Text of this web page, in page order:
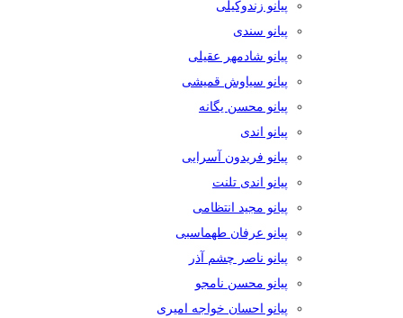
پیانو زندوکیلی
پیانو سندی
پیانو شادمهر عقیلی
پیانو سیاوش قمیشی
پیانو محسن یگانه
پیانو اندی
پیانو فریدون آسرایی
پیانو اندی تلنت
پیانو مجید انتظامی
پیانو عرفان طهماسبی
پیانو ناصر چشم آذر
پیانو محسن نامجو
پیانو احسان خواجه امیری